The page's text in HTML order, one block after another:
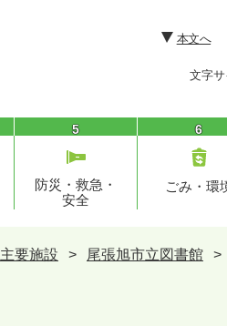
本文へ
文字
5
防災・救急・
安全
6
ごみ・環
主要施設 > 尾張旭市立図書館 >